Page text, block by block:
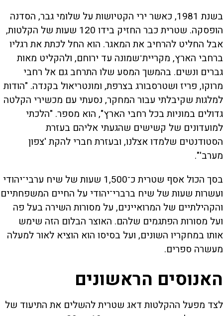
בשנת 1981, כאשר ירי הקטיושות על שלומי גבר, הסדנה
הופסקה. שטרית כבר החזיק בידו 120 שעות של הקלטות,
אבל החליט להרחיב את המאגר. הוא החל לכתת את רגליו
ברחבי הארץ, מקריית־שמונה עד ירוחם, ולהקליט מאות
גברים ונשים. בהמשך המסע שלו התרחב גם אל רחבי
מרוקו, פריז ושטרסבורג בצרפת, ומונטריאול בקנדה. "הודות
למלגות שקיבלתי עבור המחקר, נסעתי עם מכשירי הקלטה
גדולים במוניות בכל רחבי הארץ", הוא מספר. "הלכתי
למועדונים של קשישים שהגעתי אליהם בעזרת
הסטודנטים שלמדו אצלנו, ובעזרת חברי להקת 'צפון
מערב'".
בסך הכול אסף שטרית כ־1,500 שעות של שיח ערבי־יהודי
ועשרות שעות של שיח ברברי־יהודי על החיים המשפחתיים
והקהילתיים של המרואיינים, על מסורות השירה בעל פה
ועל מסורות הפתגמים שלהם. האוצר הבלום הזה שימש
אותו במחקריו השונים, ועל בסיסו הוא הוציא לאור למעלה
מעשרה ספרים.
האנוסים הראשונים
לצד מפעל ההקלטות דאג שטרית להשלים את התיעוד של